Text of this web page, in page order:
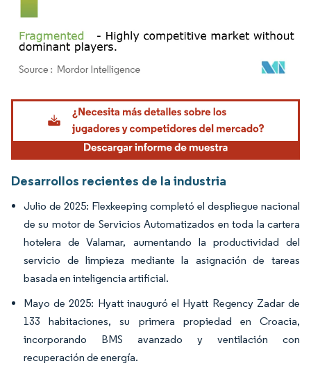
Imagen © Mordor Intelligence. El uso requiere atribución según CC BY 4.0.
Desarrollos recientes de la industria
Julio de 2025: Flexkeeping completó el despliegue nacional
de su motor de Servicios Automatizados en toda la cartera
hotelera de Valamar, aumentando la productividad del
servicio de limpieza mediante la asignación de tareas
basada en inteligencia artificial.
Mayo de 2025: Hyatt inauguró el Hyatt Regency Zadar de
133 habitaciones, su primera propiedad en Croacia,
incorporando BMS avanzado y ventilación con
recuperación de energía.